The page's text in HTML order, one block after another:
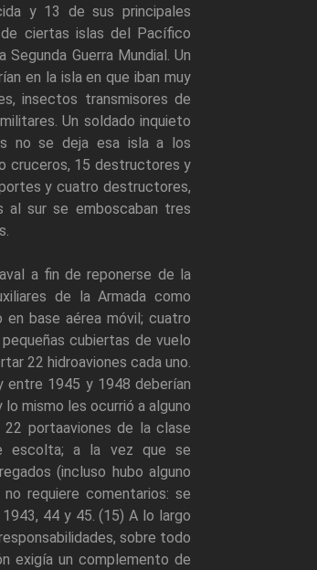
y 13 de sus principales
ciertas islas del Pacífico
Guerra Mundial. Un
en la isla en que iban muy
insectos transmisores de
Un soldado inquieto
no se deja esa isla a los
cruceros, 15 destructores y
y cuatro destructores,
al sur se emboscaban tres
a fin de reponerse de la
de la Armada como
base aérea móvil; cuatro
cubiertas de vuelo
22 hidroaviones cada uno.
entre 1945 y 1948 deberían
mismo les ocurrió a alguno
portaaviones de la clase
escolta; a la vez que se
(incluso hubo alguno
requiere comentarios: se
44 y 45. (15) A lo largo
sobre todo
exigía un complemento de